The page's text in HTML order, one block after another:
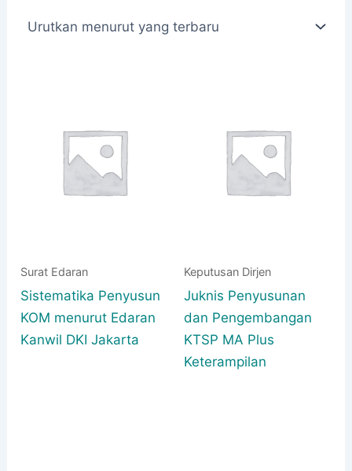
terbaru
Surat Edaran
Sistematika Penyusun
KOM menurut Edaran
Kanwil DKI Jakarta
Keputusan Dirjen
Juknis Penyusunan
dan Pengembangan
KTSP MA Plus
Keterampilan